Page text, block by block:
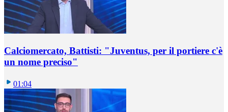
Calciomercato, Battisti: "Juventus, per il portiere c'è
un nome preciso"
01:04